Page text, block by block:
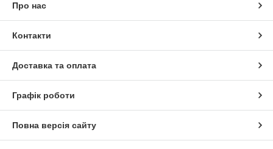
Про нас
Контакти
Доставка та оплата
Графік роботи
Повна версія сайту